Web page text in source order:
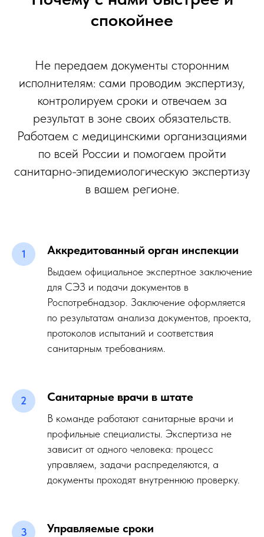
спокойнее
Не передаем документы сторонним
исполнителям: сами проводим экспертизу,
контролируем сроки и отвечаем за
результат в зоне своих обязательств.
Работаем с медицинскими организациями
по всей России и помогаем пройти
санитарно-эпидемиологическую экспертизу
в вашем регионе.
Аккредитованный орган инспекции
Выдаем официальное экспертное заключение
для СЭЗ и подачи документов в
Роспотребнадзор. Заключение оформляется
по результатам анализа документов, проекта,
протоколов испытаний и соответствия
санитарным требованиям.
Санитарные врачи в штате
В команде работают санитарные врачи и
профильные специалисты. Экспертиза не
зависит от одного человека: процесс
управляем, задачи распределяются, а
документы проходят внутреннюю проверку.
Управляемые сроки